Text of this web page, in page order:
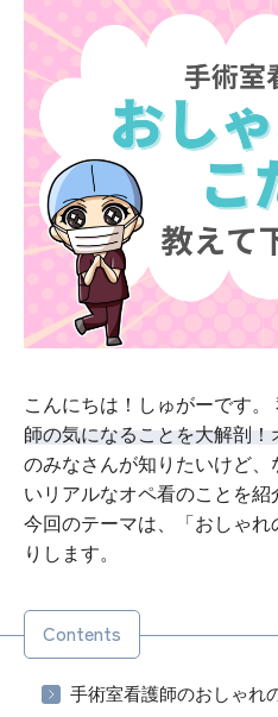
こんにちは！しゅがーです。
師の気になることを大解剖！
のみなさんが知りたいけど
いリアルなオペ看のことを紹
今回のテーマは、「おしゃ
りします。
Contents
手術室看護師のおしゃれ